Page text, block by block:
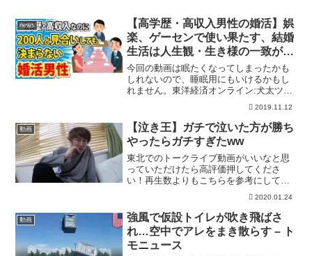
news
【高学歴・高収入男性の婚活】娯
楽、ゲーセンで使い果たす、結婚
生活は人生観・生き様の一致が重
要、結婚相手の親戚に雑魚が出て
くる、トイレ借りない植木屋さん
今回の動画は眠たくなってしまったかも
しれないので、睡眠用にもいけるかもし
れません。東洋経済オンライン:犬太ツイ
ッター 【関連チャンネル】「犬太／ど
うすればいいか考える」 →「犬太のツ
ッコミゲーム実況」 → 「犬太／総合
チャンネル」 → 問題...
2019.11.12
動画
【泣き王】ガチで泣いた方が勝ち
やったらガチすぎたww
東北でのトークライブ動画がいいなと思
っていただけたら高評価押してくださ
い！再生数よりもこちらを参考にして動
画を作りたい！！そして少しでも面白い
なと思っていただけたらぜひ【チャンネ
ル登録】お願いします！５年間１度も休
まず毎日投稿しております！...
2020.01.24
動画
強風で仮設トイレが吹き飛ばさ
れ…空中でアレをまき散らす – ト
モニュース